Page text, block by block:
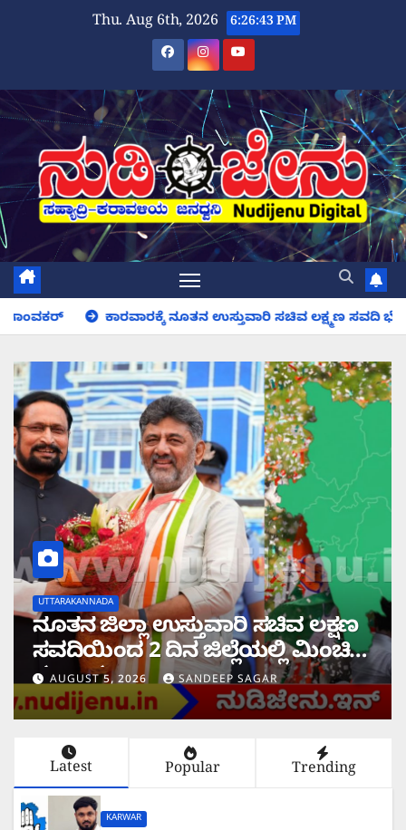
Thu. Aug 6th, 2026 6:26:44 PM
ನೂತನ ಉಸ್ತುವಾರಿ ಸಚಿವ ಲಕ್ಷ್ಮಣ ಸವದಿ ಭೇಟಿ; ಕಾಳಿ ಸೇತುವೆ
UTTARAKANNADA
ನೂತನ ಜಿಲ್ಲಾ ಉಸ್ತುವಾರಿ ಸಚಿವ ಲಕ್ಷಣ
ಸವದಿಯಿಂದ 2 ದಿನ ಜಿಲ್ಲೆಯಲ್ಲಿ ಮಿಂಚಿನ
ಸಂಚಾರ
AUGUST 5, 2026 SANDEEP SAGAR
Latest Popular Trending
KARWAR